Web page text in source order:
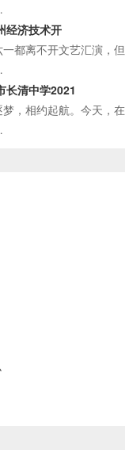
经济技术开
都离不开文艺汇演，但
长清中学2021
，相约起航。今天，在